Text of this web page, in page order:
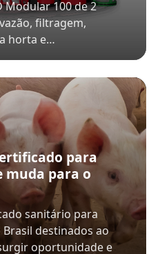
Modular 100 de 2
filtragem,
horta e…
para
muda para o
sanitário para
destinados ao
oportunidade e